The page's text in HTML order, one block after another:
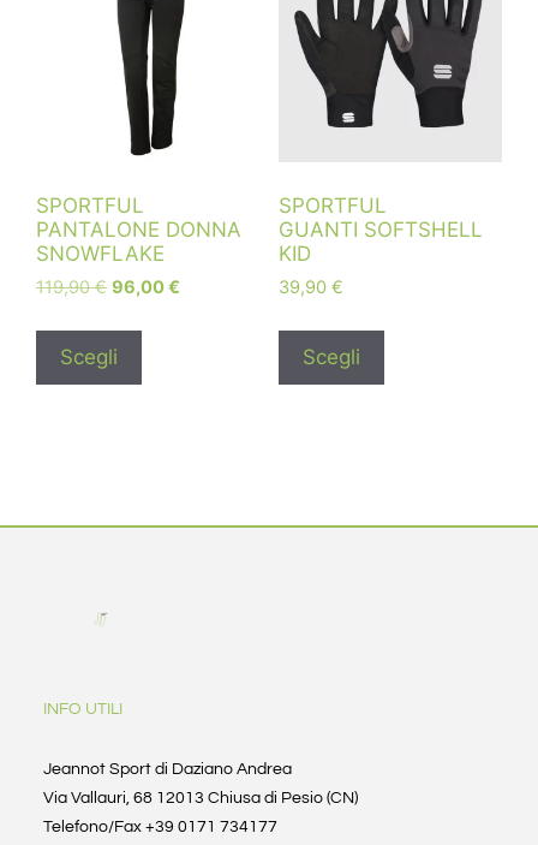
SPORTFUL
PANTALONE DONNA
SNOWFLAKE
119,90€ 96,00€
Scegli
SPORTFUL
GUANTI SOFTSHELL
KID
39,90 €
Scegli
INFO UTILI
Jeannot Sport di Daziano Andrea
Via Vallauri, 68 12013 Chiusa di Pesio (CN)
Telefono/Fax +39 0171 734177